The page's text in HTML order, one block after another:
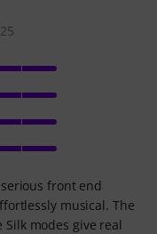
front end
musical. The
modes give real